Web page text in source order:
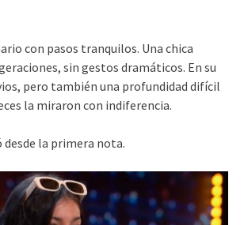
con pasos tranquilos. Una chica
sin gestos dramáticos. En su
pero también una profundidad difícil
la miraron con indiferencia.
la primera nota.